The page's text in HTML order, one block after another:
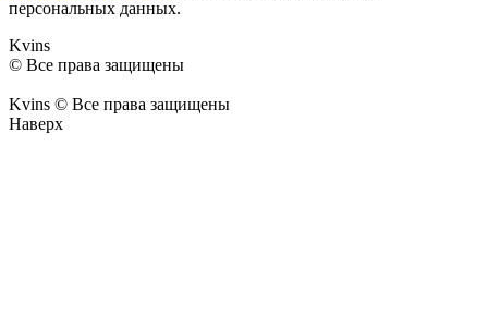
персональных данных.
Kvins
© Все права защищены
Kvins © Все права защищены
Наверх